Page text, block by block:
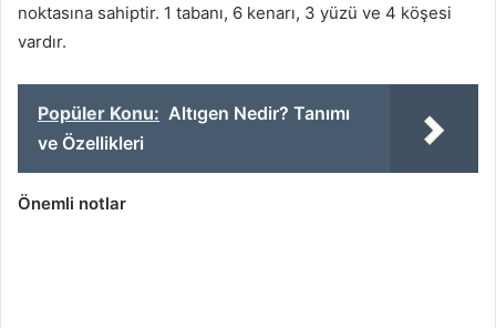
noktasına sahiptir. 1 tabanı, 6 kenarı, 3 yüzü ve 4 köşesi
vardır.
Popüler Konu: Altıgen Nedir? Tanımı
ve Özellikleri
Önemli notlar